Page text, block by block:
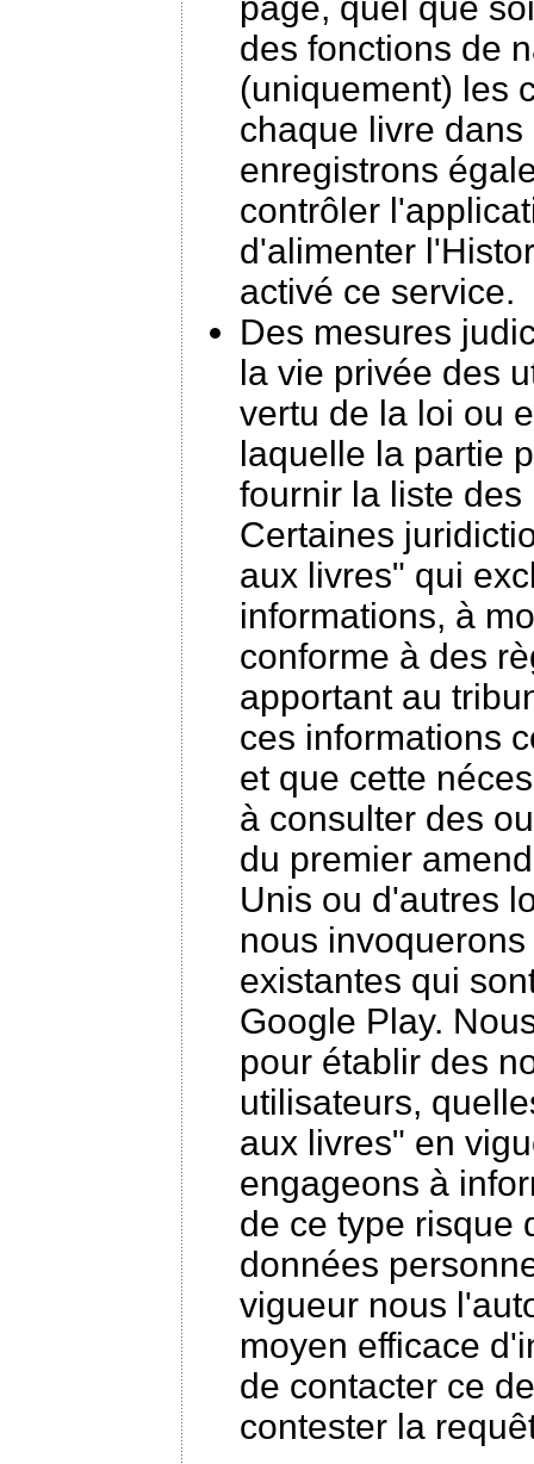
des fonctions de
(uniquement) les
chaque livre
enregistrons
contrôler
d'alimenter
activé ce service.
Des mesures
la vie privée des
vertu de la loi ou
laquelle la partie
fournir la liste
Certaines
aux livres" qui
informations, à
conforme à des
apportant au
ces informations
et que cette
à consulter des
du premier
Unis ou d'autres
nous
existantes qui
Google Play.
pour établir des
utilisateurs,
aux livres" en
engageons à
de ce type risque
données
vigueur nous
moyen efficace
de contacter ce
contester la